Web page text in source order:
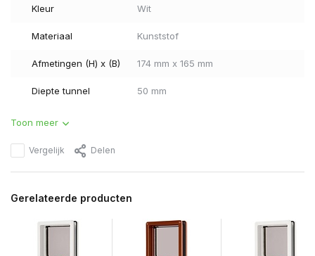
Kleur Wit
Materiaal Kunststof
Afmetingen (H) x (B) 174 mm x 165 mm
Diepte tunnel 50 mm
Toon meer
Vergelijk Delen
Gerelateerde producten